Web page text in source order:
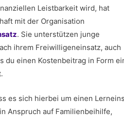
Leistbarkeit wird, hat
mit der Organisation
. Sie unterstützen junge
ihrem Freiwilligeneinsatz, auch
du einen Kostenbeitrag in Form
es sich hierbei um einen
Anspruch auf Familienbeihilfe,